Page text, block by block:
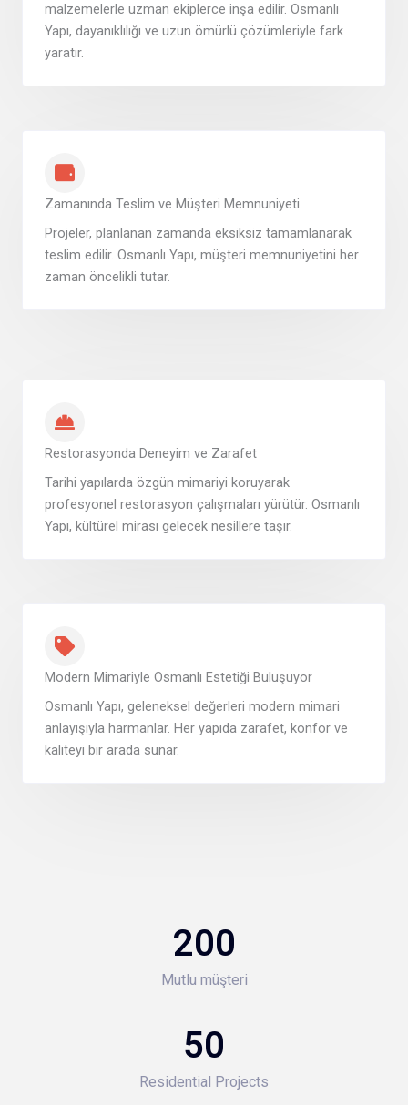
malzemelerle uzman ekiplerce inşa edilir. Osmanlı
Yapı, dayanıklılığı ve uzun ömürlü çözümleriyle fark
yaratır.
Zamanında Teslim ve Müşteri Memnuniyeti
Projeler, planlanan zamanda eksiksiz tamamlanarak
teslim edilir. Osmanlı Yapı, müşteri memnuniyetini her
zaman öncelikli tutar.
Restorasyonda Deneyim ve Zarafet
Tarihi yapılarda özgün mimariyi koruyarak
profesyonel restorasyon çalışmaları yürütür. Osmanlı
Yapı, kültürel mirası gelecek nesillere taşır.
Modern Mimariyle Osmanlı Estetiği Buluşuyor
Osmanlı Yapı, geleneksel değerleri modern mimari
anlayışıyla harmanlar. Her yapıda zarafet, konfor ve
kaliteyi bir arada sunar.
Mutlu müşteri
200
Residential Projects
50